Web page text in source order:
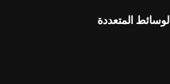
الوسائط المتعددة